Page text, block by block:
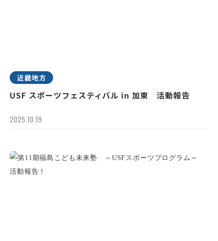
近畿地方
USF スポーツフェスティバル in 加東 活動報告
2025.10.19